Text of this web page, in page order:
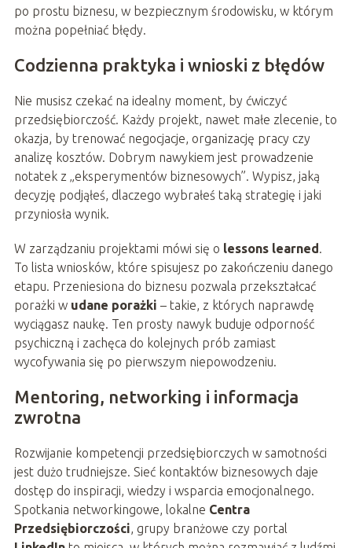
po prostu biznesu, w bezpiecznym środowisku, w którym
można popełniać błędy.
Codzienna praktyka i wnioski z błędów
Nie musisz czekać na idealny moment, by ćwiczyć
przedsiębiorczość. Każdy projekt, nawet małe zlecenie, to
okazja, by trenować negocjacje, organizację pracy czy
analizę kosztów. Dobrym nawykiem jest prowadzenie
notatek z „eksperymentów biznesowych”. Wypisz, jaką
decyzję podjąłeś, dlaczego wybrałeś taką strategię i jaki
przyniosła wynik.
W zarządzaniu projektami mówi się o lessons learned.
To lista wniosków, które spisujesz po zakończeniu danego
etapu. Przeniesiona do biznesu pozwala przekształcać
porażki w udane porażki – takie, z których naprawdę
wyciągasz naukę. Ten prosty nawyk buduje odporność
psychiczną i zachęca do kolejnych prób zamiast
wycofywania się po pierwszym niepowodzeniu.
Mentoring, networking i informacja
zwrotna
Rozwijanie kompetencji przedsiębiorczych w samotności
jest dużo trudniejsze. Sieć kontaktów biznesowych daje
dostęp do inspiracji, wiedzy i wsparcia emocjonalnego.
Spotkania networkingowe, lokalne Centra
Przedsiębiorczości, grupy branżowe czy portal